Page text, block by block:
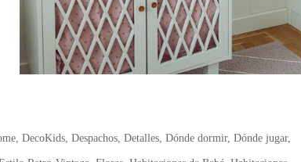
,DecoKids ,Despachos ,Detalles ,Dónde dormir,Dónde jugar,